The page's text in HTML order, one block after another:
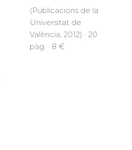
(Publicacions de la
Universitat de
València, 2012) · 20
pàg. · 8 €